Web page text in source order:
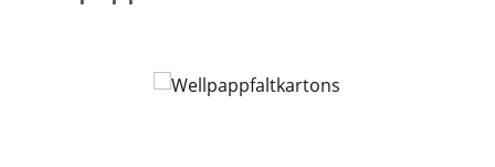
Skip image gallery